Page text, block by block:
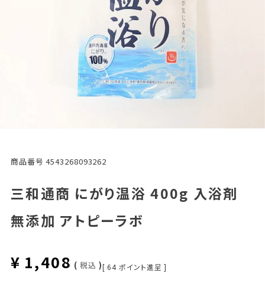
商品番号 4543268093262
三和通商 にがり温浴 400g 入浴剤
無添加 アトピーラボ
¥ 1,408 税込 [ 64 ポイント進呈 ]